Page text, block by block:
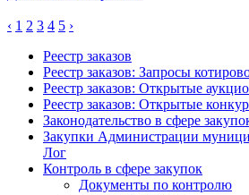
‹ 1 2 3 4 5 ›
Реестр заказов
Реестр заказов: Запросы
Реестр заказов: Открытые
Реестр заказов: Открытые
Законодательство в сфере
Закупки Администрации
Лог
Контроль в сфере закупок
Документы по контролю